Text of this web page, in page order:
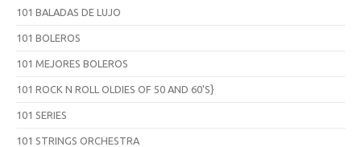
101 BALADAS DE LUJO
101 BOLEROS
101 MEJORES BOLEROS
101 ROCK N ROLL OLDIES OF 50 AND 60'S}
101 SERIES
101 STRINGS ORCHESTRA